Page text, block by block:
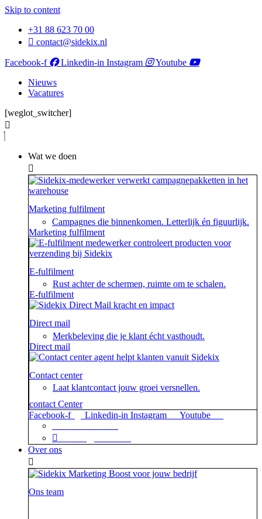
Skip to content
+31 88 623 70 00
contact@sidekix.nl
Facebook-f Linkedin-in Instagram
Youtube
Nieuws
Vacatures
[weglot_switcher]
Wat we doen
Marketing fulfilment
Campagnes die binnenkomen. Letterlijk én figuurlijk.
Marketing fulfilment
E-fulfilment
Rust achter de schermen, ruimte om te schalen.
E-fulfilment
Direct mail
Merkbeleving die je klant écht vasthoudt.
Direct mail
Contact center
Laat klantcontact jouw groei versnellen.
contact Center
Facebook-f
Linkedin-in Instagram
Youtube
Over ons
Ons team